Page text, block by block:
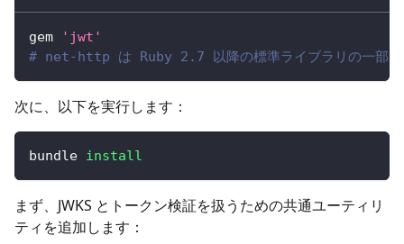
gem
'jwt'
# net-http は Ruby 2.7 以降の標準ライブラリの一部な
次に、以下を実行します：
bundle install
まず、JWKS とトークン検証を扱うための共通ユーティリ
ティを追加します：